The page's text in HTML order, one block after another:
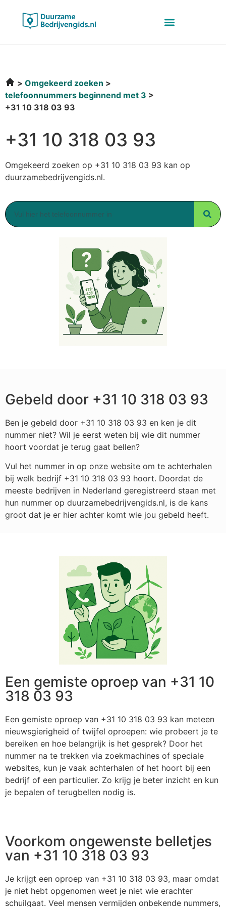
Omgekeerd zoeken
telefoonnummers beginnend met 3
+31 10 318 03 93
+31 10 318 03 93
Omgekeerd zoeken op +31 10 318 03 93 kan op
duurzamebedrijvengids.nl.
Gebeld door +31 10 318 03 93
Ben je gebeld door +31 10 318 03 93 en ken je dit
nummer niet? Wil je eerst weten bij wie dit nummer
hoort voordat je terug gaat bellen?
Vul het nummer in op onze website om te achterhalen
bij welk bedrijf +31 10 318 03 93 hoort. Doordat de
meeste bedrijven in Nederland geregistreerd staan met
hun nummer op duurzamebedrijvengids.nl, is de kans
groot dat je er hier achter komt wie jou gebeld heeft.
Een gemiste oproep van +31 10
318 03 93
Een gemiste oproep van +31 10 318 03 93 kan meteen
nieuwsgierigheid of twijfel oproepen: wie probeert je te
bereiken en hoe belangrijk is het gesprek? Door het
nummer na te trekken via zoekmachines of speciale
websites, kun je vaak achterhalen of het hoort bij een
bedrijf of een particulier. Zo krijg je beter inzicht en kun
je bepalen of terugbellen nodig is.
Voorkom ongewenste belletjes
van +31 10 318 03 93
Je krijgt een oproep van +31 10 318 03 93, maar omdat
je niet hebt opgenomen weet je niet wie erachter
schuilgaat. Veel mensen vermijden onbekende nummers,